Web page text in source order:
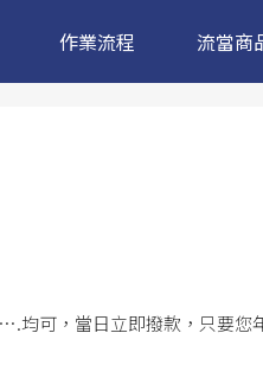
作業流程 流當商
可，當日立即撥款，只要您